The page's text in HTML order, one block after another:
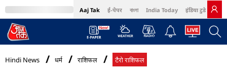
Aaj Tak ई-पेपर বাংলা India Today इंडिया टुडे हिंदी
MumbaiTak Cosmopolitan Harper's Bazaar Northeast
Hindi News धर्म राशिफल टैरो राशिफल